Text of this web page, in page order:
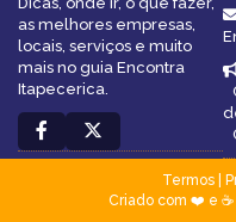
as melhores empresas,
locais, serviços e muito
mais no guia Encontra
Itapecerica.
Termos|
Criado com ❤️ e